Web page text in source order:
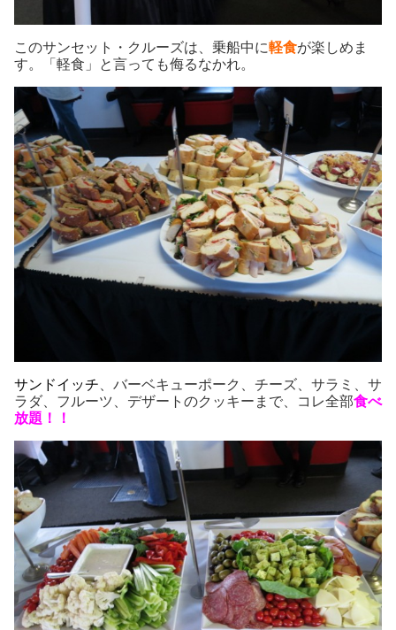
このサンセット・クルーズは、乗船中に軽食が楽しめま
す。「軽食」と言っても侮るなかれ。
サンドイッチ、バーベキューポーク、チーズ、サラミ、サ
ラダ、フルーツ、デザートのクッキーまで、コレ全部食べ
放題！！